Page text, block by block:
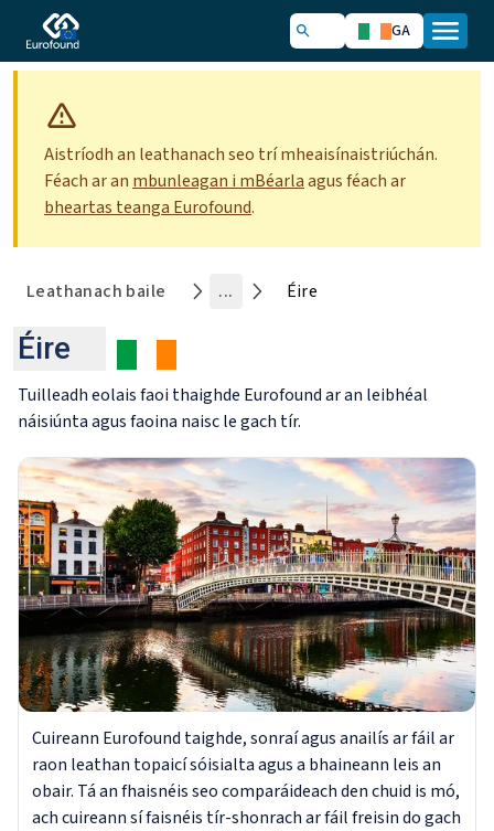
GA
Aistríodh an leathanach seo trí mheaisínaistriúchán.
Féach ar an mbunleagan i mBéarlaagus féachar
bheartas teanga Eurofound.
Leathanach baile ... Éire
Éire
Tuilleadh eolais faoi thaighde Eurofound ar an leibhéal
náisiúnta agus faoina naisc le gach tír.
Cuireann Eurofound taighde, sonraí agus anailís ar fáil ar
raon leathan topaicí sóisialta agus a bhaineann leis an
obair. Tá an fhaisnéis seo comparáideach den chuid is mó,
ach cuireann sí faisnéis tír-shonrach ar fáil freisin do gach